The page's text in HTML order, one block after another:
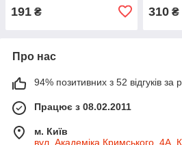
191 ₴ 310₴
Про нас
94% позитивних з 52 відгуків за
Працює з 08.02.2011
м. Київ
вул. Академіка Кримського, 4А,